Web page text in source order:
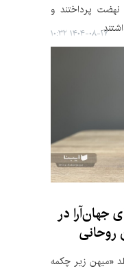
نهضت پرداختند و
۱۴۰۴-۰۸-۱۷ ۱۰:۳۲
جهان‌آرا در
روحانی
«میهن زیر چکمه